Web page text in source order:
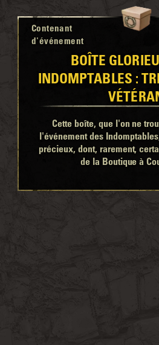
Contenant
d'événement
BOÎTE
INDOMPTABLES :
Cette boîte, que l'on ne
l'événement des
précieux, dont, rarement,
de la Boutique à